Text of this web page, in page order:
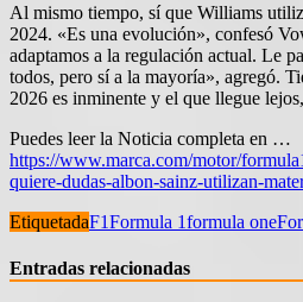
Al mismo tiempo, sí que Williams
2024. «Es una evolución», confesó
adaptamos a la regulación actual. Le
todos, pero sí a la mayoría», agregó.
2026 es inminente y el que llegue
Puedes leer la Noticia completa en …
https://www.marca.com/motor/
quiere-dudas-albon-sainz-utilizan-
EtiquetadaF1Formula 1formula one
Entradas relacionadas